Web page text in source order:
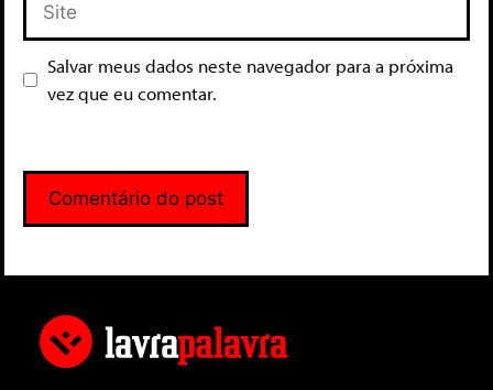
Salvar meus dados neste navegador para a próxima
vez que eu comentar.